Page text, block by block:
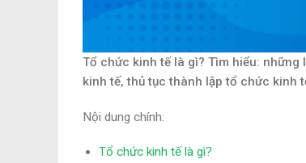
Tổ chức kinh tế là gì? Tìm hiểu:
kinh tế, thủ tục thành lập tổ chức kinh
Nội dung chính:
Tổ chức kinh tế là gì?